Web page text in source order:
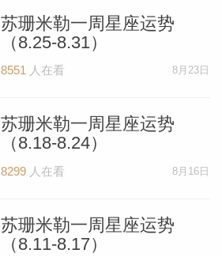
苏珊米勒一周星座运势
（8.25-8.31）
8551人在看 8月23日
苏珊米勒一周星座运势
（8.18-8.24）
8299人在看 8月16日
苏珊米勒一周星座运势
（8.11-8.17）